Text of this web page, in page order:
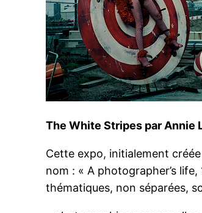
The White Stripes par Annie
Cette expo, initialement
nom : « A photographer’s
thématiques, non séparées,